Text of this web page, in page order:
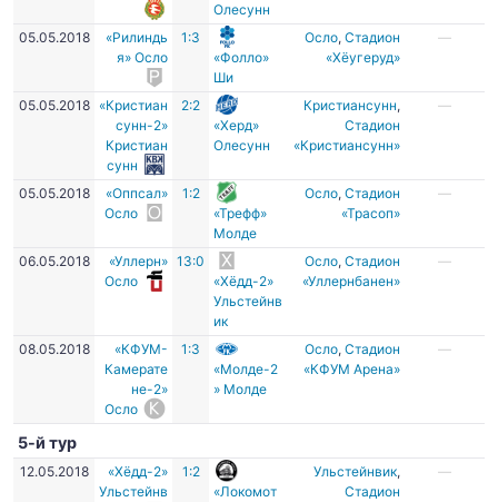
Олесунн
05.05.2018
«Рилиндь
я» Осло
1:3
«Фолло»
Ши
Осло,Стадион
«Хёугеруд»
—
05.05.2018
«Кристиан
сунн-2»
Кристиан
сунн
2:2
«Херд»
Олесунн
Кристиансунн,
Стадион
«Кристиансунн»
—
05.05.2018
«Оппсал»
Осло
1:2
«Трефф»
Молде
Осло,Стадион
«Трасоп»
—
06.05.2018
«Уллерн»
Осло
13:0
«Хёдд-2»
Ульстейнв
ик
Осло,Стадион
«Уллернбанен»
—
08.05.2018
«КФУМ-
Камерате
не-2»
Осло
1:3
«Молде-2
» Молде
Осло,Стадион
«КФУМ Арена»
—
5-й тур
12.05.2018
«Хёдд-2»
Ульстейнв
1:2
«Локомот
Ульстейнвик,
Стадион
—